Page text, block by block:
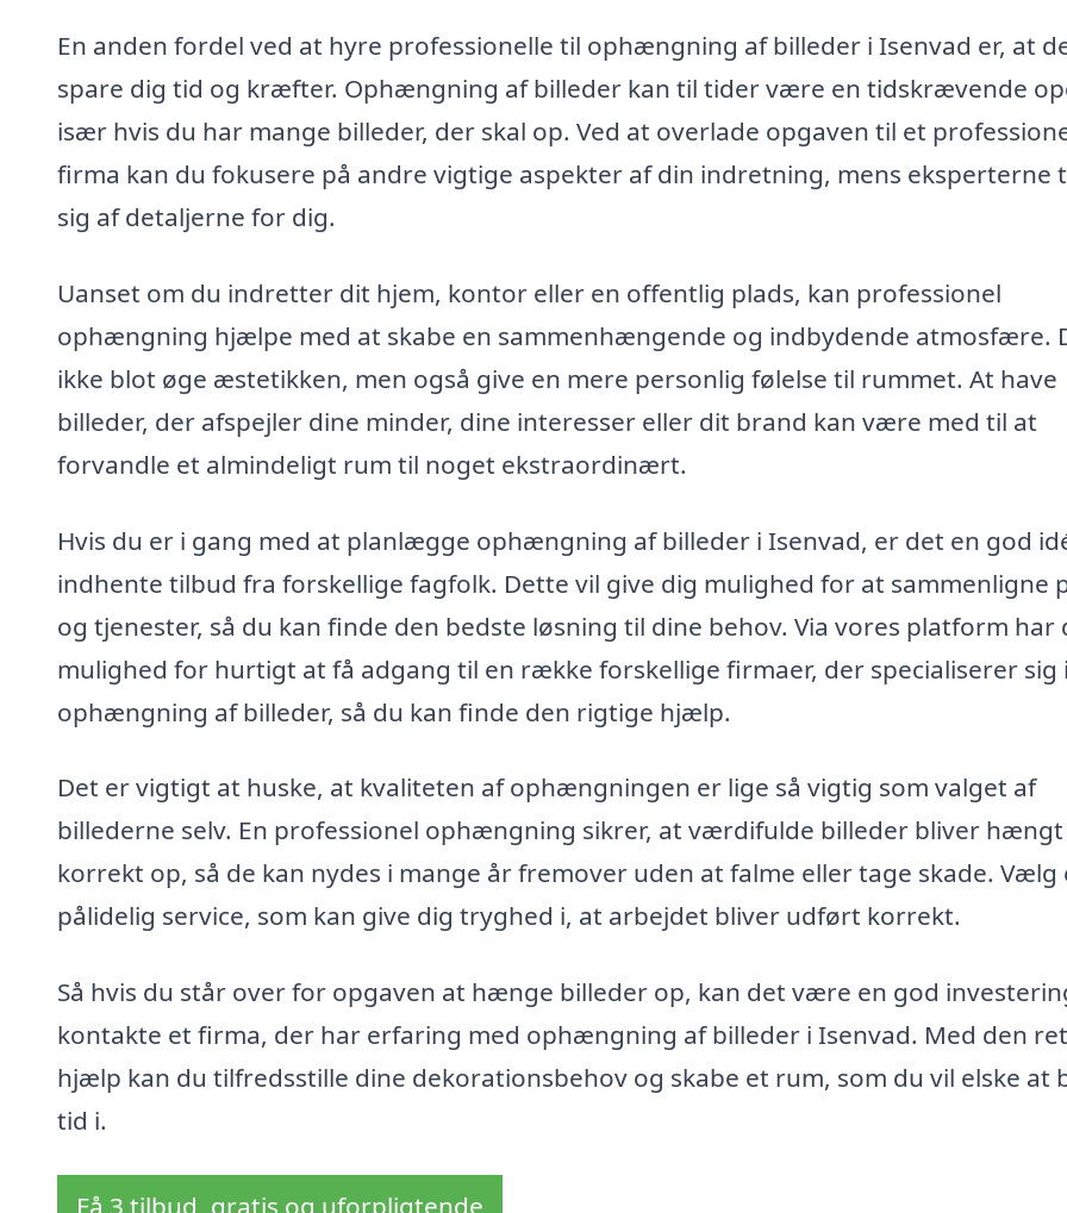
En anden fordel ved at hyre professionelle til ophængning af billeder i Isenvad er, at
spare dig tid og kræfter. Ophængning af billeder kan til tider være en tidskrævende
især hvis du har mange billeder, der skal op. Ved at overlade opgaven til et
firma kan du fokusere på andre vigtige aspekter af din indretning, mens eksperterne
sig af detaljerne for dig.
Uanset om du indretter dit hjem, kontor eller en offentlig plads, kan professionel
ophængning hjælpe med at skabe en sammenhængende og indbydende atmosfære.
ikke blot øge æstetikken, men også give en mere personlig følelse til rummet. At have
billeder, der afspejler dine minder, dine interesser eller dit brand kan være med til at
forvandle et almindeligt rum til noget ekstraordinært.
Hvis du er i gang med at planlægge ophængning af billeder i Isenvad, er det en god
indhente tilbud fra forskellige fagfolk. Dette vil give dig mulighed for at sammenligne
og tjenester, så du kan finde den bedste løsning til dine behov. Via vores platform har
mulighed for hurtigt at få adgang til en række forskellige firmaer, der specialiserer sig
ophængning af billeder, så du kan finde den rigtige hjælp.
Det er vigtigt at huske, at kvaliteten af ophængningen er lige så vigtig som valget af
billederne selv. En professionel ophængning sikrer, at værdifulde billeder bliver hængt
korrekt op, så de kan nydes i mange år fremover uden at falme eller tage skade. Vælg
pålidelig service, som kan give dig tryghed i, at arbejdet bliver udført korrekt.
Så hvis du står over for opgaven at hænge billeder op, kan det være en god
kontakte et firma, der har erfaring med ophængning af billeder i Isenvad. Med den
hjælp kan du tilfredsstille dine dekorationsbehov og skabe et rum, som du vil elske at
tid i.
Få 3 tilbud, gratis og uforpligtende